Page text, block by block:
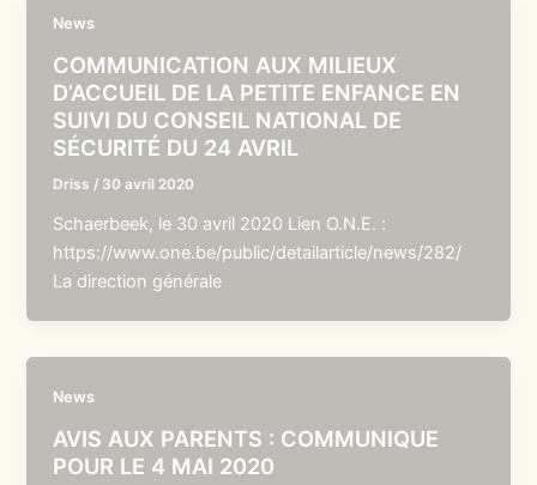
News
COMMUNICATION AUX MILIEUX
D’ACCUEIL DE LA PETITE ENFANCE EN
SUIVI DU CONSEIL NATIONAL DE
SÉCURITÉ DU 24 AVRIL
Driss / 30 avril 2020
Schaerbeek, le 30 avril 2020 Lien O.N.E. :
https://www.one.be/public/detailarticle/news/282/
La direction générale
News
AVIS AUX PARENTS : COMMUNIQUE
POUR LE 4 MAI 2020